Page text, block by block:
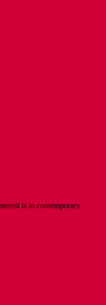
is in contemporary